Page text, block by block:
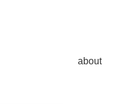
about